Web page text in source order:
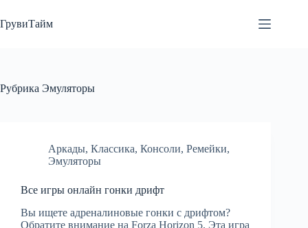
к
сути
ГрувиТайм
Рубрика Эмуляторы
Аркады, Классика, Консоли, Ремейки,
Эмуляторы
Все игры онлайн гонки дрифт
Вы ищете адреналиновые гонки с дрифтом?
Обратите внимание на Forza Horizon 5. Эта игра